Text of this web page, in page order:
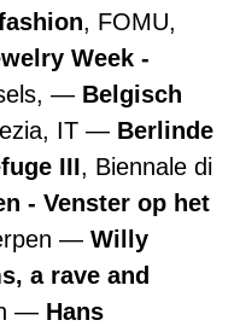
, FOMU,
Week -
Belgisch
IT
Berlinde
III, Biennale di
- Venster op het
Willy
a rave and
Hans